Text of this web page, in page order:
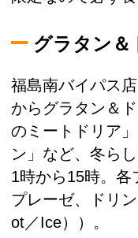
グラタン＆
福島南バイパス
からグラタン＆
のミートドリア
ン」など、冬ら
1時から15時。各
プレーゼ、ドリ
ot／Ice））。